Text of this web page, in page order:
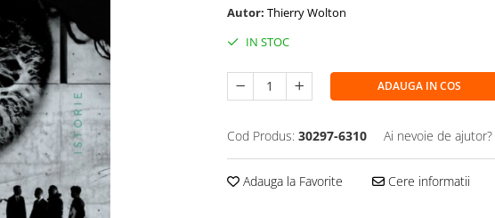
Autor: Thierry Wolton
IN STOC
ADAUGA IN COS
Cod Produs: 30297-6310 Ai nevoie de ajutor?
Adauga la Favorite Cere informatii